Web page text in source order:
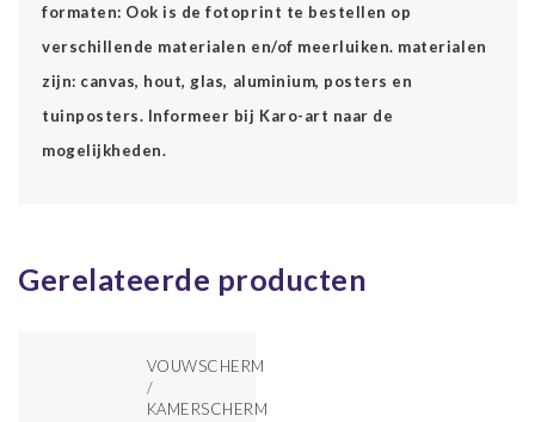
formaten: Ook is de fotoprint te bestellen op
verschillende materialen en/of meerluiken. materialen
zijn: canvas, hout, glas, aluminium, posters en
tuinposters. Informeer bij Karo-art naar de
mogelijkheden.
Gerelateerde producten
VOUWSCHERM
/
KAMERSCHERM